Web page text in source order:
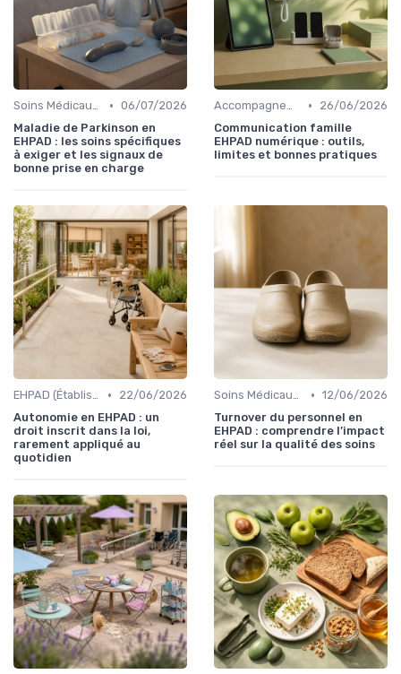
Soins Médicaux et Paramédicaux • 06/07/2026
Maladie de Parkinson en
EHPAD : les soins spécifiques
à exiger et les signaux de
bonne prise en charge
Accompagnement Personnalisé •
26/06/2026
Communication famille
EHPAD numérique : outils,
limites et bonnes pratiques
EHPAD (Établissements d'Hébergement pour Personnes Âgées Dépendantes) •
22/06/2026
Autonomie en EHPAD : un
droit inscrit dans la loi,
rarement appliqué au
quotidien
Soins Médicaux et Paramédicaux • 12/06/2026
Turnover du personnel en
EHPAD : comprendre l’impact
réel sur la qualité des soins